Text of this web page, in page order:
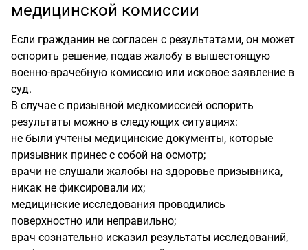
медицинской комиссии
Если гражданин не согласен с результатами, он может
оспорить решение, подав жалобу в вышестоящую
военно-врачебную комиссию или исковое заявление в
суд.
В случае с призывной медкомиссией оспорить
результаты можно в следующих ситуациях:
не были учтены медицинские документы, которые
призывник принес с собой на осмотр;
врачи не слушали жалобы на здоровье призывника,
никак не фиксировали их;
медицинские исследования проводились
поверхностно или неправильно;
врач сознательно исказил результаты исследований,